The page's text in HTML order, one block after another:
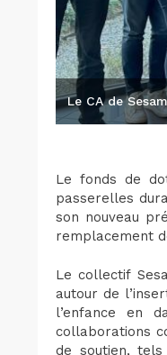
Le CA de
Le fonds de
passerelles
son nouveau
remplacement
Le collectif
autour de
l’enfance en
collaborations
de soutien,